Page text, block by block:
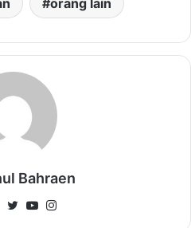
orang lain
Bahraen
Facebook
TwitterYouTube